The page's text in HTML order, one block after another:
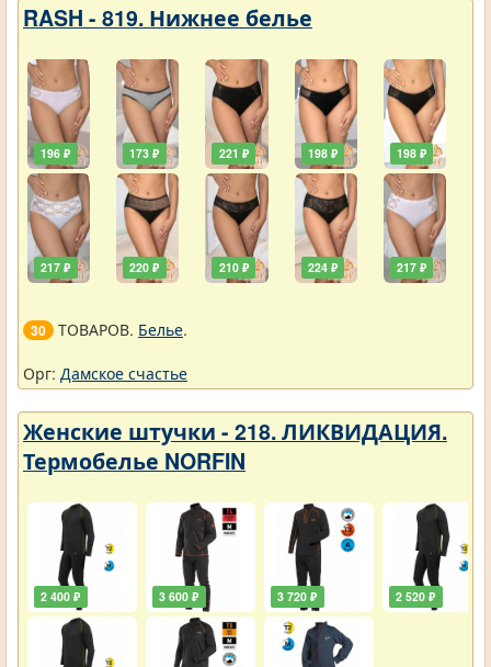
RASH - 819. Нижнее белье
196 ₽
217 ₽
173 ₽
220 ₽
221 ₽
210 ₽
198 ₽
224 ₽
198 ₽
217 ₽
30 ТОВАРОВ. Белье.
Орг: Дамское счастье
Женские штучки - 218. ЛИКВИДАЦИЯ.
Термобелье NORFIN
2 400 ₽ 3 600 ₽ 3 720 ₽ 2 520 ₽